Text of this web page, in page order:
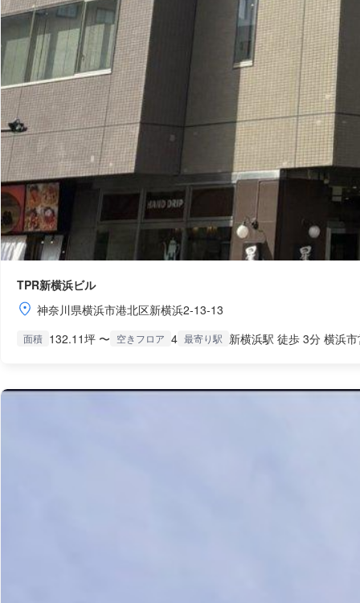
TPR新横浜ビル
神奈川県横浜市港北区新横浜2-13-13
面積 132.11坪 〜 空きフロア 4 最寄り駅 新横浜駅 徒歩 3分 横浜